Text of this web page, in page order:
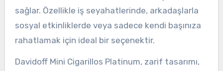
sağlar. Özellikle iş seyahatlerinde, arkadaşlarla
sosyal etkinliklerde veya sadece kendi başınıza
rahatlamak için ideal bir seçenektir.
Davidoff Mini Cigarillos Platinum, zarif tasarımı,